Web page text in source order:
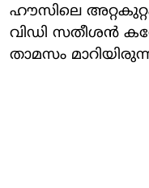
ഹൗസിലെ
വിഡി സതീശന്‍
താമസം